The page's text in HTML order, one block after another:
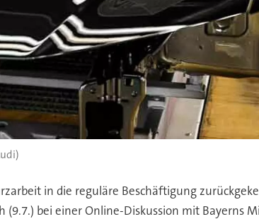
in die reguläre Beschäftigung
bei einer Online-Diskussion mit Bayerns